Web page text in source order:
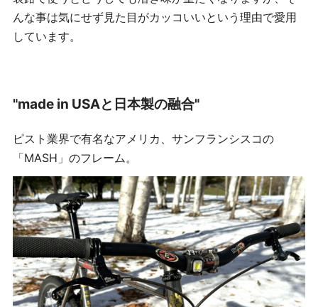
んな事は気にせず見た目がカッコいいという理由で愛用
しています。
"made in USAと日本製の融合"
ピスト業界で有名なアメリカ、サンフランシスコの
「MASH」のフレーム。